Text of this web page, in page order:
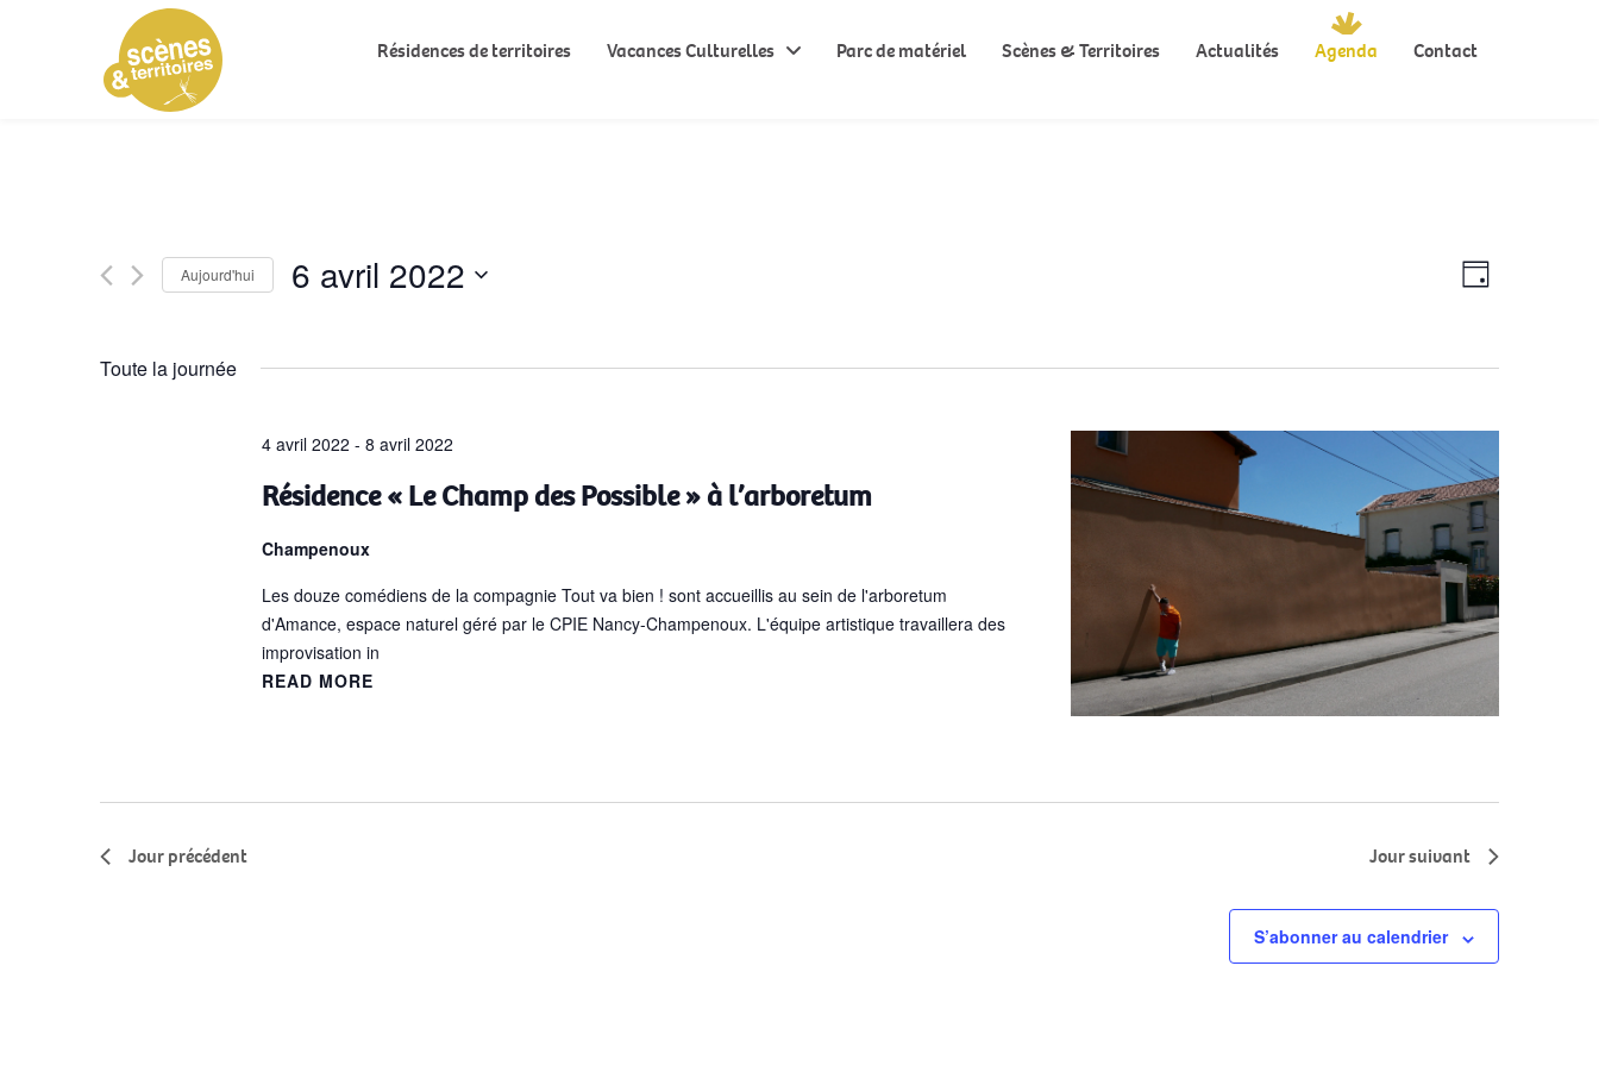
Résidences de territoires Vacances Culturelles Parc de matériel Scènes & Territoires Actualités Agenda Contact
Navigation
Navigation
de
Jour
Aujourd'hui 6 avril 2022
date.
Toute la journée
4 avril 2022 - 8 avril 2022
Résidence « Le Champ des Possible » à l’arboretum
Champenoux
Les douze comédiens de la compagnie Tout va bien ! sont accueillis au sein de l'arboretum
d'Amance, espace naturel géré par le CPIE Nancy-Champenoux. L'équipe artistique travaillera des
improvisation in
READ MORE
Jour précédent Jour suivant
S’abonner au calendrier